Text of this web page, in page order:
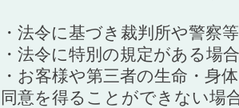
・法令に基づき裁判所や警察
・法令に特別の規定がある場合
・お客様や第三者の生命・身
同意を得ることができない場